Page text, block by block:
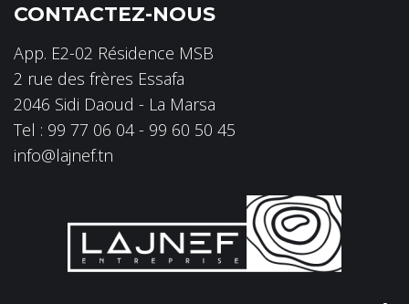
CONTACTEZ-NOUS
App. E2-02 Résidence MSB
2 rue des frères Essafa
2046 Sidi Daoud - La Marsa
Tel : 99 77 06 04 - 99 60 50 45
info@lajnef.tn